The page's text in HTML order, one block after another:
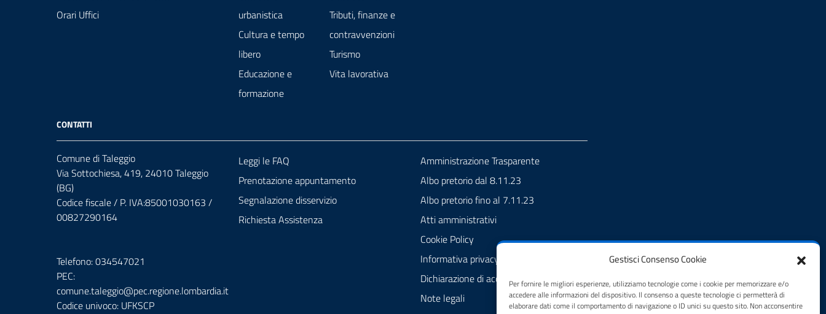
Gestisci Consenso Cookie
Per fornire le migliori esperienze, utilizziamo tecnologie come i cookie per memorizzare e/o
accedere alle informazioni del dispositivo. Il consenso a queste tecnologie ci permetterà di
elaborare dati come il comportamento di navigazione o ID unici su questo sito. Non acconsentire
Orari Uffici
urbanistica
Cultura e tempo
libero
Educazione e
formazione
Tributi, finanze e
contravvenzioni
Turismo
Vita lavorativa
CONTATTI
Comune di Taleggio
Via Sottochiesa, 419, 24010 Taleggio
(BG)
Codice fiscale / P. IVA:85001030163 /
00827290164
Telefono: 034547021
PEC:
comune.taleggio@pec.regione.lombardia.it
Codice univoco: UFKSCP
Leggi le FAQ
Prenotazione appuntamento
Segnalazione disservizio
Richiesta Assistenza
Amministrazione Trasparente
Albo pretorio dal 8.11.23
Albo pretorio fino al 7.11.23
Atti amministrativi
Cookie Policy
Informativa privacy
Dichiarazione di accessibilità
Note legali